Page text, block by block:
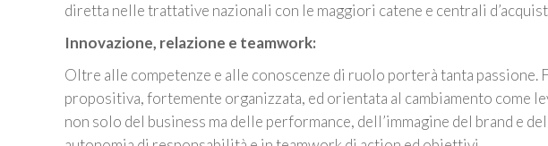
diretta nelle trattative nazionali con le maggiori catene e centrali
Innovazione, relazione e teamwork:
Oltre alle competenze e alle conoscenze di ruolo porterà tanta passione.
propositiva, fortemente organizzata, ed orientata al cambiamento come
non solo del business ma delle performance, dell’immagine del brand e